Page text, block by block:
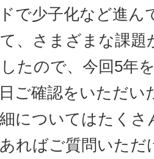
ドで少子化など進
、さまざまな課題
たので、今回5年
ご確認をいただい
についてはたく
ればご質問いただ